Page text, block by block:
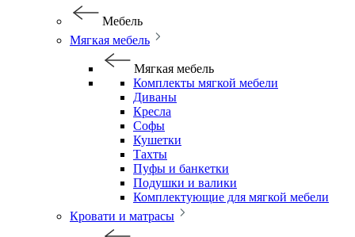
Мебель
Мягкая мебель
Мягкая мебель
Комплекты мягкой мебели
Диваны
Кресла
Софы
Кушетки
Тахты
Пуфы и банкетки
Подушки и валики
Комплектующие для мягкой мебели
Кровати и матрасы